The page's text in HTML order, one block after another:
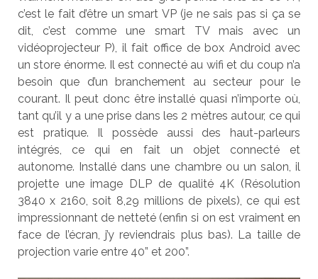
c’est le fait d’être un smart VP (je ne sais pas si ça se
dit, c’est comme une smart TV mais avec un
vidéoprojecteur P), il fait office de box Android avec
un store énorme. Il est connecté au wifi et du coup n’a
besoin que d’un branchement au secteur pour le
courant. Il peut donc être installé quasi n’importe où,
tant qu’il y a une prise dans les 2 mètres autour, ce qui
est pratique. Il possède aussi des haut-parleurs
intégrés, ce qui en fait un objet connecté et
autonome. Installé dans une chambre ou un salon, il
projette une image DLP de qualité 4K (Résolution
3840 x 2160, soit 8,29 millions de pixels), ce qui est
impressionnant de netteté (enfin si on est vraiment en
face de l’écran, j’y reviendrais plus bas). La taille de
projection varie entre 40” et 200”.